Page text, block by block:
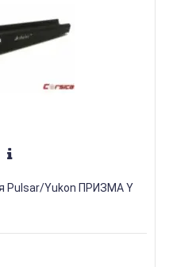
Pulsar/Yukon ПРИЗМА Y